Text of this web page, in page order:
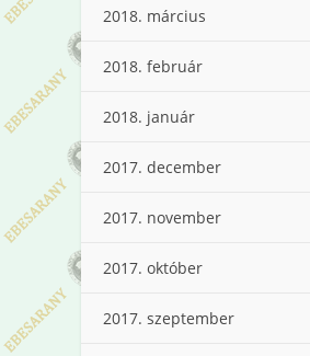
2018. március
2018. február
2018. január
2017. december
2017. november
2017. október
2017. szeptember